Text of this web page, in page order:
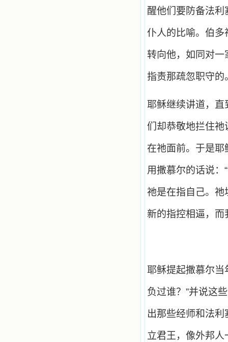
醒他们要防备法
仆人的比喻。伯多
转向他，如同对一
指责那疏忽职守的
耶稣继续讲道，直
们却恭敬地拦住祂
在祂面前。于是耶
用撒慕尔的话说：
祂是在指自己。祂
新的指控相逼，而
耶稣提起撒慕尔当
负过谁？”并说这
出那些经师和法
立君王，像外邦